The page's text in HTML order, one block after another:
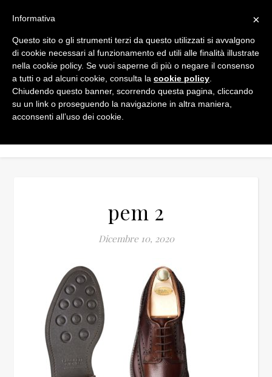
pem 2
Dicembre 10, 2020
×
Informativa
Questo sito o gli strumenti terzi da questo utilizzati si avvalgono
di cookie necessari al funzionamento ed utili alle finalità illustrate
nella cookie policy. Se vuoi saperne di più o negare il consenso
a tutti o ad alcuni cookie, consulta la cookie policy
Chiudendo questo banner, scorrendo questa pagina, cliccando
su un link o proseguendo la navigazione in altra maniera,
acconsenti all’uso dei cookie.